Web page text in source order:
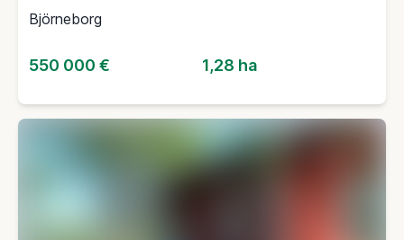
Björneborg
550 000 € 1,28 ha